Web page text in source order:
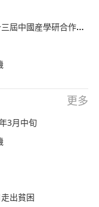
研合作創新大會北京舉行
更多
3月中旬
出貧困